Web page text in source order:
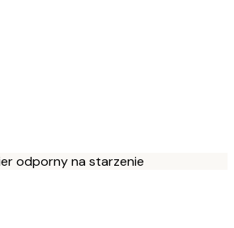
odporny na starzenie